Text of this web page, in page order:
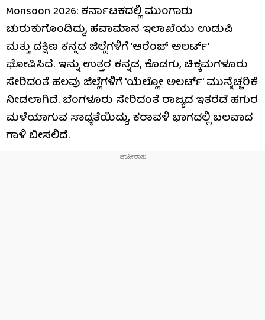
Monsoon 2026: ಕರ್ನಾಟಕದಲ್ಲಿ ಮುಂಗಾರು
ಚುರುಕುಗೊಂಡಿದ್ದು, ಹವಾಮಾನ ಇಲಾಖೆಯು ಉಡುಪಿ
ಮತ್ತು ದಕ್ಷಿಣ ಕನ್ನಡ ಜಿಲ್ಲೆಗಳಿಗೆ 'ಆರೆಂಜ್ ಅಲರ್ಟ್'
ಘೋಷಿಸಿದೆ. ಇನ್ನು ಉತ್ತರ ಕನ್ನಡ, ಕೊಡಗು, ಚಿಕ್ಕಮಗಳೂರು
ಸೇರಿದಂತೆ ಹಲವು ಜಿಲ್ಲೆಗಳಿಗೆ 'ಯೆಲ್ಲೋ ಅಲರ್ಟ್' ಮುನ್ನೆಚ್ಚರಿಕೆ
ನೀಡಲಾಗಿದೆ. ಬೆಂಗಳೂರು ಸೇರಿದಂತೆ ರಾಜ್ಯದ ಇತರೆಡೆ ಹಗುರ
ಮಳೆಯಾಗುವ ಸಾಧ್ಯತೆಯಿದ್ದು, ಕರಾವಳಿ ಭಾಗದಲ್ಲಿ ಬಲವಾದ
ಗಾಳಿ ಬೀಸಲಿದೆ.